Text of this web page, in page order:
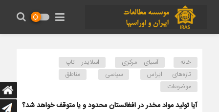
خانه آسیای مرکزی
اسلایدر تاپ
تازه‌های ایراس
سیاسی
مناطق
موضوعات
آیا تولید مواد مخدر در افغانستان محدود و یا متوقف خواهد شد؟